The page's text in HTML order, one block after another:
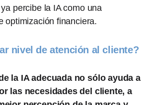
percibe la IA como una
optimización financiera.
nivel de atención al cliente?
la IA adecuada no sólo ayuda a
las necesidades del cliente, a